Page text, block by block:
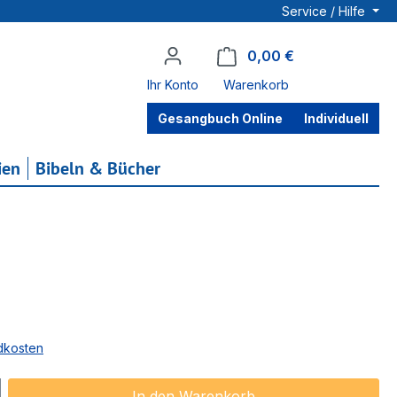
Service / Hilfe
Ihr Konto
0,00 €
Warenkorb
Gesangbuch Online Individuell
Bibeln & Bücher